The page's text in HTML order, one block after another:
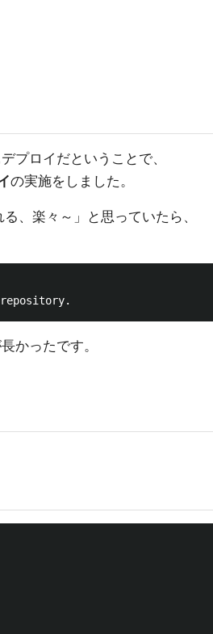
プロイだということで、
の実施をしました。
、楽々～」と思っていたら、
かったです。